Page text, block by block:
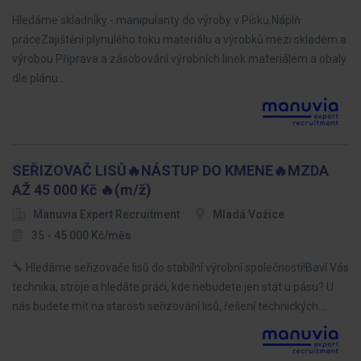
Hledáme skladníky - manipulanty do výroby v Písku.Náplň
práceZajištění plynulého toku materiálu a výrobků mezi skladem a
výrobou Příprava a zásobování výrobních linek materiálem a obaly
dle plánu…
SEŘIZOVAČ LISŮ🔥NÁSTUP DO KMENE🔥MZDA
AŽ 45 000 Kč 🔥(m/ž)
Manuvia Expert Recruitment
Mladá Vožice
35 - 45 000 Kč/měs
🔧 Hledáme seřizovače lisů do stabilní výrobní společnosti!Baví Vás
technika, stroje a hledáte práci, kde nebudete jen stát u pásu? U
nás budete mít na starosti seřizování lisů, řešení technických…